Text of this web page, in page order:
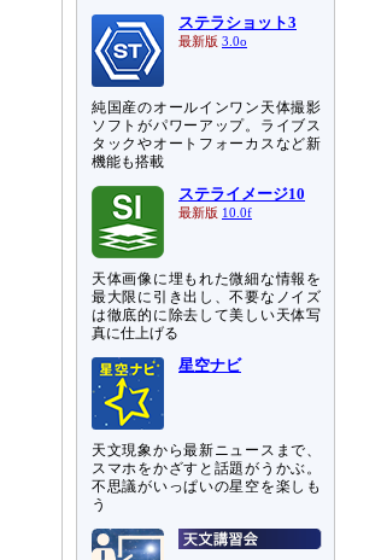
ステラショット3
最新版 3.0o
純国産のオールインワン天体撮影
ソフトがパワーアップ。ライブス
タックやオートフォーカスなど新
機能も搭載
ステライメージ10
最新版 10.0f
天体画像に埋もれた微細な情報を
最大限に引き出し、不要なノイズ
は徹底的に除去して美しい天体写
真に仕上げる
星空ナビ
天文現象から最新ニュースまで、
スマホをかざすと話題がうかぶ。
不思議がいっぱいの星空を楽しも
う